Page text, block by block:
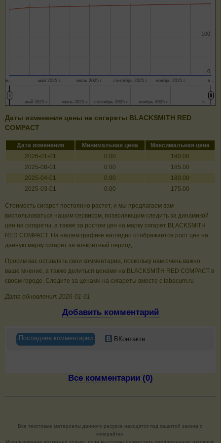
м… май 2025 г. июль 2025 г. сентябрь 2025 г. ноябрь 2025 г. я…
0
0
100
100
май 2025 г.
май 2025 г. июль 2025 г.
июль 2025 г. сентябрь 2025 г.
сентябрь 2025 г. ноябрь 2025 г.
ноябрь 2025 г. я…
я…
Даты изменения цены на сигареты BLACKSMITH RED
COMPACT
Дата изменения Минимальная цена
Максимальная цена
2026-01-01
0.00
190.00
2025-08-01
0.00
185.00
2025-04-01
0.00
180.00
2025-03-01
0.00 175.00
Стоимость сигарет постоянно растет, и мы предлагаем вам
воспользоваться нашим сервисом, позволяющим следить за динамикой
цен на сигареты, а также за ростом цен на марку сигарет BLACKSMITH
RED COMPACT. На нашем графике наглядно отображается рост цен на
данную марку сигарет за конкретный период.
Просим вас оставлять свои комментарии, поскольку нам очень важно
ваше мнение, а также делиться ценами на BLACKSMITH RED COMPACT в
своем городе. Следите за ценами на сигареты вместе с tabacum.ru
Дата обновления: 2026-01-01
Добавить комментарий
Последние комментарии ВКонтакте
Все комментарии (0)
Все текстовые материалы данного ресурса находятся под защитой закона о
копирайтах.
Использование возможно только, если вы готовы разместить предложенную активную